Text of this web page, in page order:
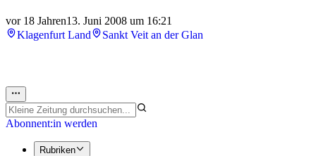
vor 18 Jahren13. Juni 2008 um 16:21
Klagenfurt Land
Sankt Veit an der Glan
Abonnent:in werden
Rubriken